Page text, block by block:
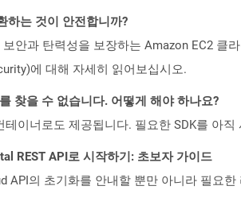
하는 것이 안전합니까?
안과 탄력성을 보장하는 Amazon EC2 클
에 대해 자세히 읽어보십시오.
찾을 수 없습니다. 어떻게 해야 하나요?
이너로도 제공됩니다. 필요한 SDK를 아
REST API로 시작하기: 초보자 가이드
API의 초기화를 안내할 뿐만 아니라 필요